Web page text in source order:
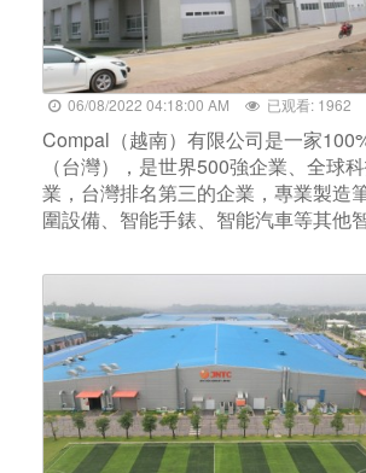
06/08/2022 04:18:00 AM 已观看: 1962
Compal（越南）有限公司是一家
（台灣），是世界500強企業、全球
業，台灣排名第三的企業，專業製造
圍設備、智能手錶、智能汽車等其他